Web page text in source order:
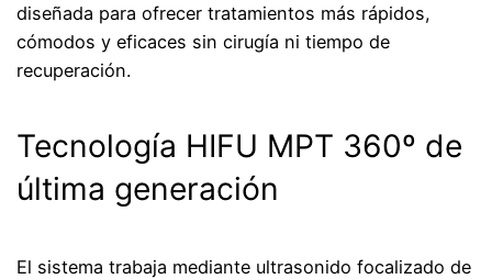
diseñada para ofrecer tratamientos más rápidos,
cómodos y eficaces sin cirugía ni tiempo de
recuperación.
Tecnología HIFU MPT 360º de
última generación
El sistema trabaja mediante ultrasonido focalizado de